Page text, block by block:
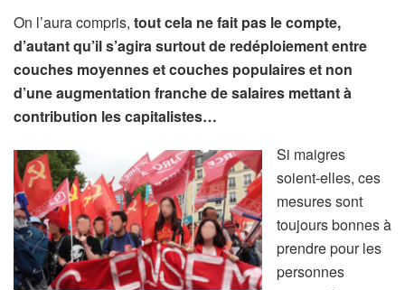
On l’aura compris, tout cela ne fait pas le compte,
d’autant qu’il s’agira surtout de redéploiement entre
couches moyennes et couches populaires et non
d’une augmentation franche de salaires mettant à
contribution les capitalistes…
Si maigres
soient-elles, ces
mesures sont
toujours bonnes à
prendre pour les
personnes